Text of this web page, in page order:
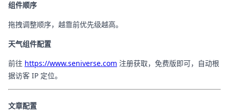
组件顺序
拖拽调整顺序，越靠前优先级越高。
天气组件配置
前往 https://www.seniverse.com 注册获取，免费版即可，自动根
据访客 IP 定位。
文章配置